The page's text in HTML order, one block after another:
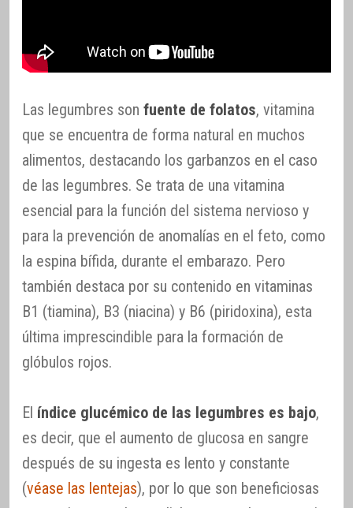
Las legumbres son fuente de folatos, vitamina
que se encuentra de forma natural en muchos
alimentos, destacando los garbanzos en el caso
de las legumbres. Se trata de una vitamina
esencial para la función del sistema nervioso y
para la prevención de anomalías en el feto, como
la espina bífida, durante el embarazo. Pero
también destaca por su contenido en vitaminas
B1 (tiamina), B3 (niacina) y B6 (piridoxina), esta
última imprescindible para la formación de
glóbulos rojos.
El índice glucémico de las legumbres es bajo,
es decir, que el aumento de glucosa en sangre
después de su ingesta es lento y constante
(véase las lentejas), por lo que son beneficiosas